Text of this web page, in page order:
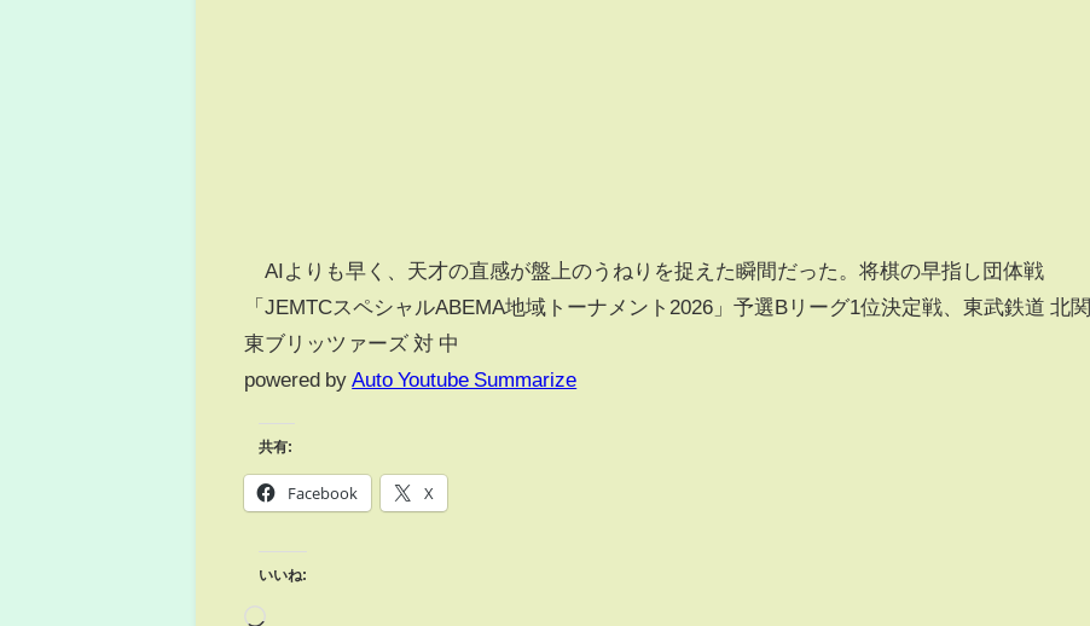
AIよりも早く、天才の直感が盤上のうねりを捉えた瞬間だった。将棋の早指し団体戦
「JEMTCスペシャルABEMA地域トーナメント2026」予選Bリーグ1位決定戦、東武鉄道 北関
東ブリッツァーズ 対 中
powered by Auto Youtube Summarize
共有:
Facebook X
いいね: